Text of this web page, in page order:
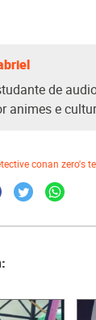
de
animes e
conan zero's